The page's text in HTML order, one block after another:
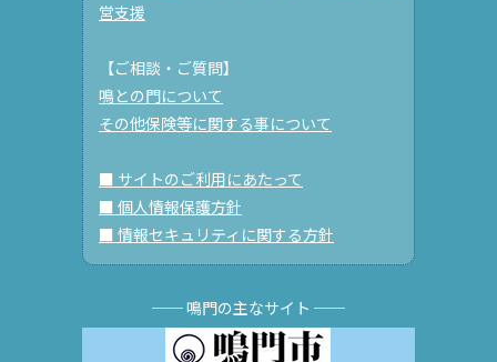
営支援
【ご相談・ご質問】
鳴との門について
その他保険等に関する事について
■ サイトのご利用にあたって
■ 個人情報保護方針
■ 情報セキュリティに関する方針
── 鳴門の主なサイト ──